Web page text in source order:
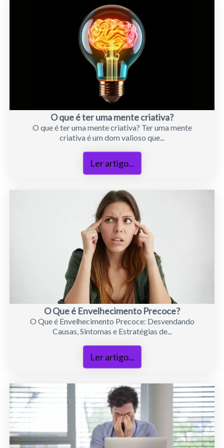
O que é ter uma mente criativa?
O que é ter uma mente criativa? Ter uma mente
criativa é um dom valioso que...
Ler artigo...
O Que é Envelhecimento Precoce?
O Que é Envelhecimento Precoce: Desvendando
Causas, Sintomas e Estratégias de...
Ler artigo...